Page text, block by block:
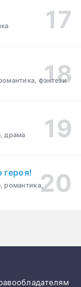
фэнтези
драма
героя!
романтика,